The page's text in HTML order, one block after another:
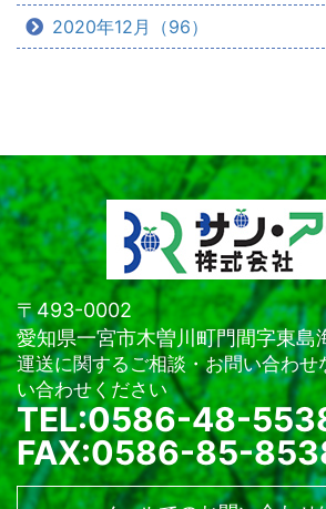
2020年12月（96）
〒493-0002
愛知県一宮市木曽川町門間字東島
運送に関するご相談・お問い合わせ
い合わせください
TEL:0586-48-
FAX:0586-85-